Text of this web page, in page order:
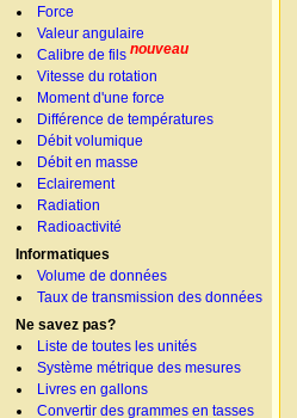
Force
Valeur angulaire
Calibre de fils nouveau
Vitesse du rotation
Moment d'une force
Différence de températures
Débit volumique
Débit en masse
Eclairement
Radiation
Radioactivité
Informatiques
Volume de données
Taux de transmission des données
Ne savez pas?
Liste de toutes les unités
Système métrique des mesures
Livres en gallons
Convertir des grammes en tasses